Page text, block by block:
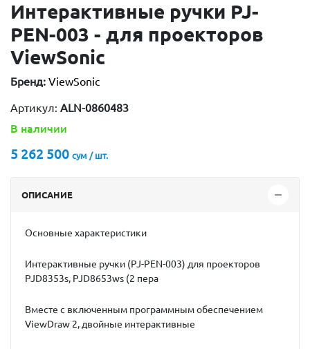
Интерактивные ручки PJ-
PEN-003 - для проекторов
ViewSonic
Бренд: ViewSonic
Артикул: ALN-0860483
В наличии
5 262 500 сум / шт.
ОПИСАНИЕ
Основные характеристики
Интерактивные ручки (PJ-PEN-003) для проекторов
PJD8353s, PJD8653ws (2 пера
Вместе с включенным программным обеспечением
ViewDraw 2, двойные интерактивные